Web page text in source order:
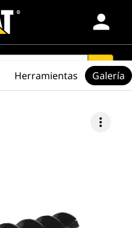
person
search
more_vert
Herramientas Galería